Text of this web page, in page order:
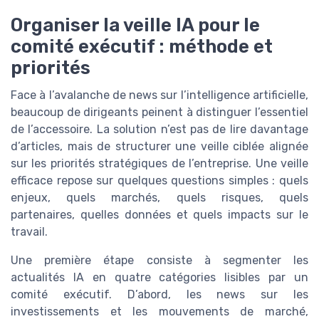
Organiser la veille IA pour le
comité exécutif : méthode et
priorités
Face à l’avalanche de news sur l’intelligence artificielle,
beaucoup de dirigeants peinent à distinguer l’essentiel
de l’accessoire. La solution n’est pas de lire davantage
d’articles, mais de structurer une veille ciblée alignée
sur les priorités stratégiques de l’entreprise. Une veille
efficace repose sur quelques questions simples : quels
enjeux, quels marchés, quels risques, quels
partenaires, quelles données et quels impacts sur le
travail.
Une première étape consiste à segmenter les
actualités IA en quatre catégories lisibles par un
comité exécutif. D’abord, les news sur les
investissements et les mouvements de marché,